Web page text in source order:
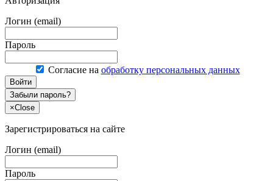
Логин (email)
Пароль
Согласие на обработку персональных данных
Войти
Забыли пароль?
×Close
Зарегистрироваться на сайте
Логин (email)
Пароль